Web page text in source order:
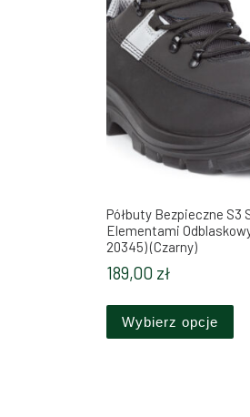
Półbuty Bezpieczne S3
Elementami
20345) (Czarny)
189,00 zł
Wybierz opcje